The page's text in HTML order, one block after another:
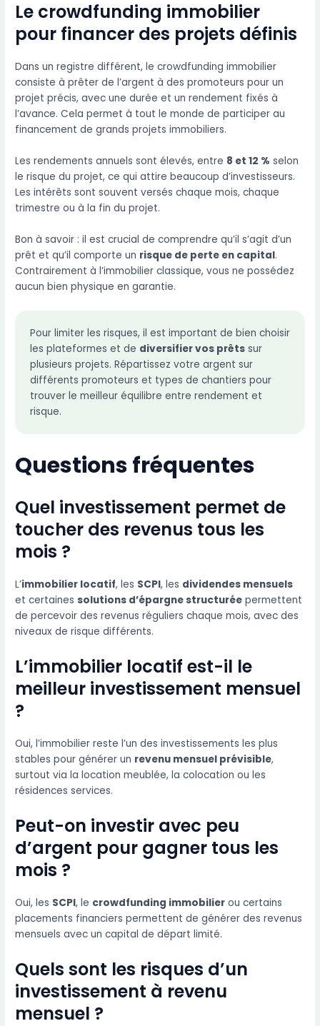
Le crowdfunding immobilier
pour financer des projets définis
Dans un registre différent, le crowdfunding immobilier
consiste à prêter de l’argent à des promoteurs pour un
projet précis, avec une durée et un rendement fixés à
l’avance. Cela permet à tout le monde de participer au
financement de grands projets immobiliers.
Les rendements annuels sont élevés, entre 8 et 12 % selon
le risque du projet, ce qui attire beaucoup d’investisseurs.
Les intérêts sont souvent versés chaque mois, chaque
trimestre ou à la fin du projet.
Bon à savoir : il est crucial de comprendre qu’il s’agit d’un
prêt et qu’il comporte un risque de perte en capital.
Contrairement à l’immobilier classique, vous ne possédez
aucun bien physique en garantie.
Pour limiter les risques, il est important de bien choisir
les plateformes et de diversifier vos prêtssur
plusieurs projets. Répartissez votre argent sur
différents promoteurs et types de chantiers pour
trouver le meilleur équilibre entre rendement et
risque.
Questions fréquentes
Quel investissement permet de
toucher des revenus tous les
mois ?
L’immobilier locatif, les SCPI, les dividendes mensuels
et certainessolutions d’épargne structurée permettent
de percevoir des revenus réguliers chaque mois, avec des
niveaux de risque différents.
L’immobilier locatif est-il le
meilleur investissement mensuel
?
Oui, l’immobilier reste l’un des investissements les plus
stables pour générer un revenu mensuel prévisible,
surtout via la location meublée, la colocation ou les
résidences services.
Peut-on investir avec peu
d’argent pour gagner tous les
mois ?
Oui, les SCPI, le crowdfunding immobilier ou certains
placements financiers permettent de générer des revenus
mensuels avec un capital de départ limité.
Quels sont les risques d’un
investissement à revenu
mensuel ?